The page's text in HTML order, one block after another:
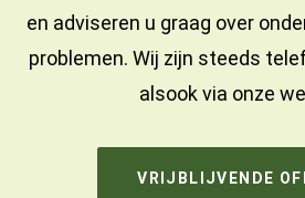
en adviseren u graag over
problemen. Wij zijn steeds
alsook via onze
VRIJBLIJVENDE